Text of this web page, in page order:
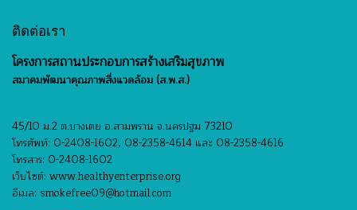
ติดต่อเรา
โครงการสถานประกอบการสร้างเสริมสุขภาพ
สมาคมพัฒนาคุณภาพสิ่งแวดล้อม (ส.พ.ส.)
45/10 ม.2 ต.บางเตย อ.สามพราน จ.นครปฐม 73210
โทรศัพท์: 0-2408-1602, 08-2358-4614 และ 08-2358-4616
โทรสาร: 0-2408-1602
เว็บไซต์: www.healthyenterprise.org
อีเมล: smokefree09@hotmail.com